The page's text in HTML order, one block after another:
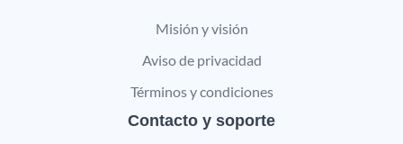
Misión y visión
Aviso de privacidad
Términos y condiciones
Contacto y soporte